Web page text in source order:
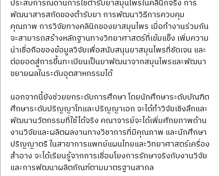
ประสบการณ์ด้านการใช้ตำรับยาสมุนไพรในคลินิกจริง การ
พัฒนาสารสกัดของตำรับยา การพัฒนาวิธีการควบคุม
คุณภาพ การวิจัยทางคลินิกของยาสมุนไพร เมื่อทำงานร่วมกัน
จะสามารถสร้างหลักฐานทางวิทยาศาสตร์ที่เข้มแข็ง เพิ่มความ
น่าเชื่อถือของข้อมูลวิจัยเพื่อสนับสนุนยาสมุนไพรที่ชัดเจน และ
ต่อยอดสู่การขึ้นทะเบียนเป็นยาพัฒนาจากสมุนไพรและพัฒนา
ขยายผลในระดับอุตสาหกรรมได้
นอกจากนี้ยังช่วยยกระดับการศึกษา โดยนักศึกษาระดับบัณฑิต
ศึกษาระดับปริญญาโทและปริญญาเอก จะได้ทำวิจัยเชิงลึกและ
พัฒนานวัตกรรมที่ใช้ได้จริง คณาจารย์จะได้เพิ่มศักยภาพด้าน
งานวิจัยและผลิตผลงานทางวิชาการที่มีคุณภาพ และนักศึกษา
ปริญญาตรี ในสาขาการแพทย์แผนไทยและวิทยาศาสตร์เครื่อง
สำอาง จะได้เรียนรู้จากการเชื่อมโยงการรักษาจริงกับงานวิจัย
และการพัฒนาผลิตภัณฑ์ตามมาตรฐานสากล